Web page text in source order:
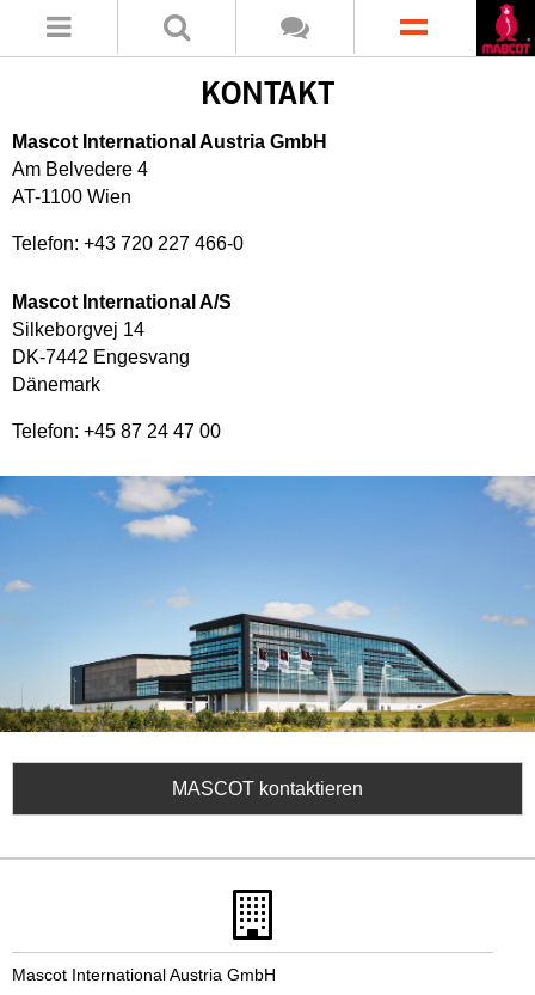
KONTAKT
Mascot International Austria GmbH
Am Belvedere 4
AT-1100 Wien
Telefon: +43 720 227 466-0
Mascot International A/S
Silkeborgvej 14
DK-7442 Engesvang
Dänemark
Telefon: +45 87 24 47 00
MASCOT kontaktieren
Mascot International Austria GmbH